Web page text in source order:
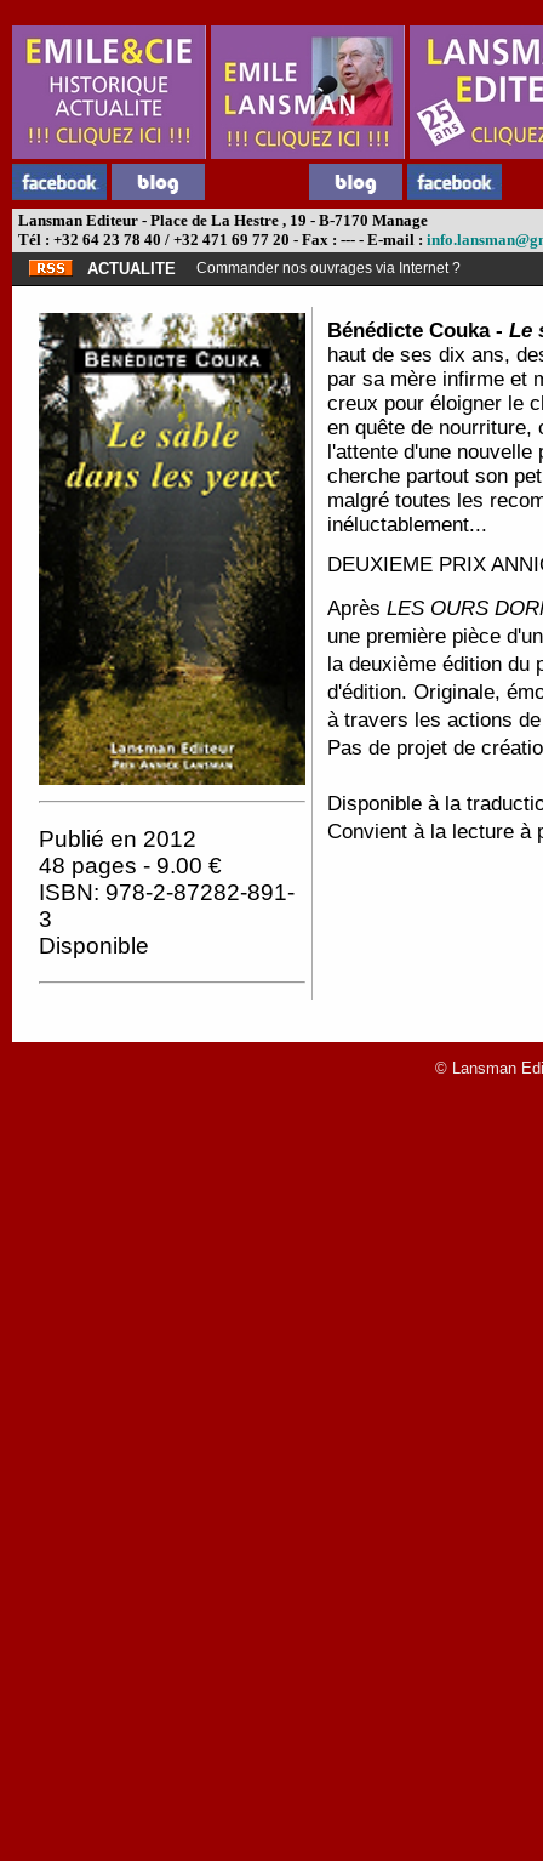
Lansman Editeur - Place de La Hestre , 19 - B-7170 Manage
Tél : +32 64 23 78 40 / +32 471 69 77 20 - Fax : --- - E-mail :
ACTUALITE
Commander nos ouvrages via Internet ?
Publié en 2012
48 pages - 9.00 €
ISBN: 978-2-87282-891-
3
Disponible
Bénédicte Couka - Le
haut de ses dix ans,
par sa mère infirme et
creux pour éloigner le
en quête de nourriture,
l'attente d'une nouvelle
cherche partout son
malgré toutes les
inéluctablement...
DEUXIEME PRIX
Après LES OURS
une première pièce
la deuxième édition du
d'édition. Originale,
à travers les actions
Pas de projet de
Disponible à la
Convient à la lecture à
© Lansman